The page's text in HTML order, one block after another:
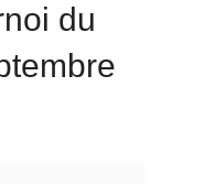
du